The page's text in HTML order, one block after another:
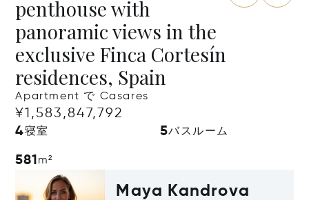
penthouse with
panoramic views in the
exclusive Finca Cortesín
residences, Spain
Apartment で Casares
¥1,583,847,792
4寝室 5バスルーム
581m²
Maya Kandrova